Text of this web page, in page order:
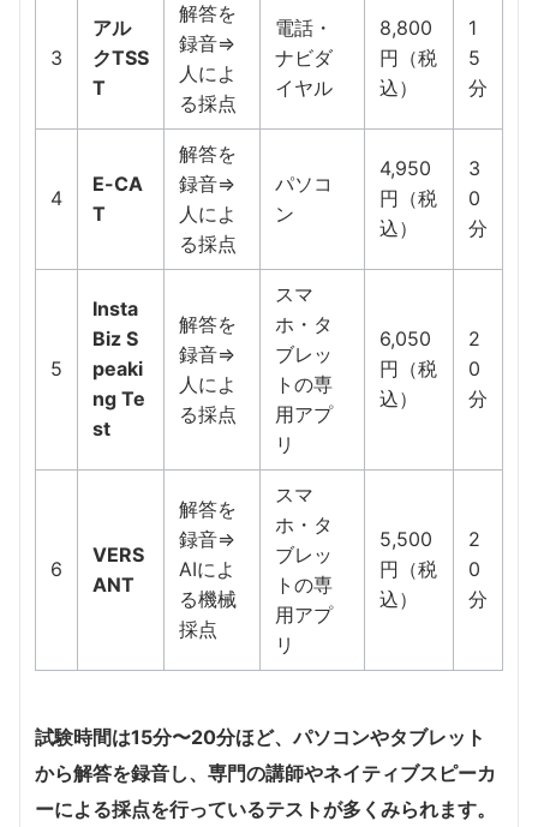
3
アル
クTSS
T
解答を
録音⇒
人によ
る採点
電話・
ナビダ
イヤル
8,800
円（税
込）
1
5
分
4
E-CA
T
解答を
録音⇒
人によ
る採点
パソコ
ン
4,950
円（税
込）
3
0
分
5
Insta
Biz S
peaki
ng Te
st
解答を
録音⇒
人によ
る採点
スマ
ホ・タ
ブレッ
トの専
用アプ
リ
6,050
円（税
込）
2
0
分
6
VERS
ANT
解答を
録音⇒
AIによ
る機械
採点
スマ
ホ・タ
ブレッ
トの専
用アプ
リ
5,500
円（税
込）
2
0
分
試験時間は15分〜20分ほど、パソコンやタブレット
から解答を録音し、専門の講師やネイティブスピーカ
ーによる採点を行っているテストが多くみられます。